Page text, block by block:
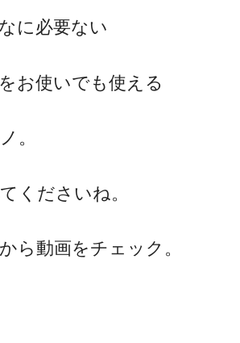
に必要ない
お使いでも使える
。
くださいね。
ら動画をチェック。